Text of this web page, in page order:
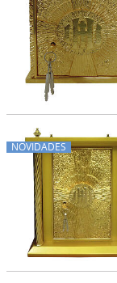
NOVIDADES